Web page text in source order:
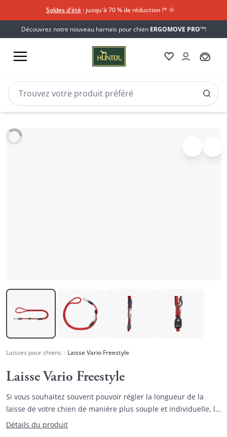
Soldes d'été : jusqu'à 70 % de réduction !*​ 🌞
Découvrez notre nouveau harnais pour chien ERGOMOVE PRO™!
Laisses pour chiens Laisse Vario Freestyle
Laisse Vario Freestyle
Si vous souhaitez souvent pouvoir régler la longueur de la
laisse de votre chien de manière plus souple et individuelle, la
laisse Vario FREESTYLE est la solution.
Détails du produit